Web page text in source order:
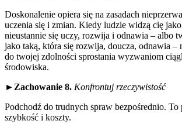
Doskonalenie opiera się na zasadach
uczenia się i zmian. Kiedy ludzie widzą cię
nieustannie się uczy, rozwija i odnawia – albo
jako taką, która się rozwija, doucza, odnawia –
do twojej zdolności sprostania wyzwaniom
środowiska.
► Zachowanie 8. Konfrontuj rzeczywistość
Podchodź do trudnych spraw bezpośrednio. To
szybkość i koszty.